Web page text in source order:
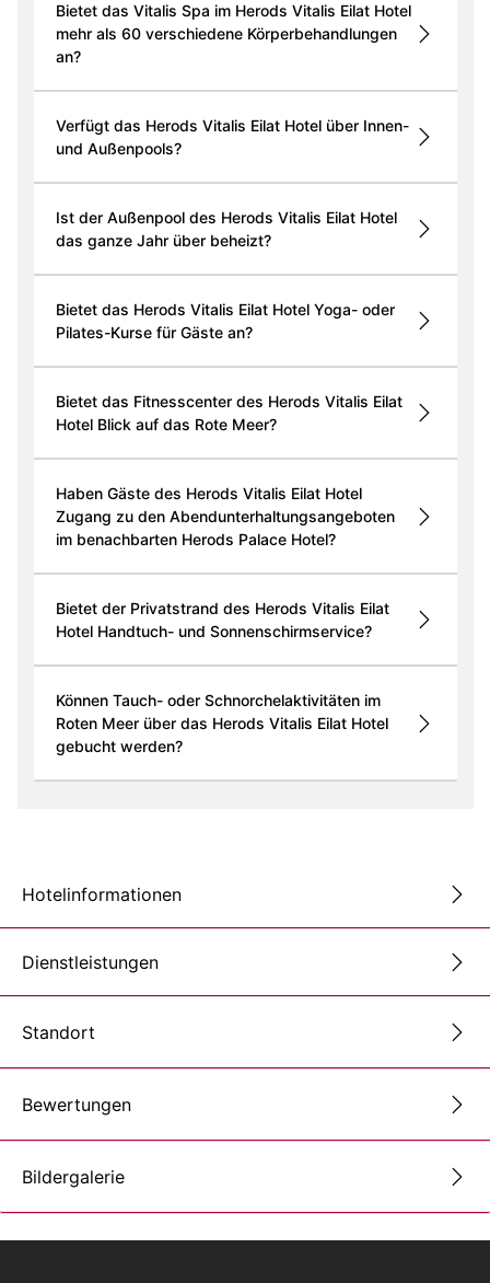
Bietet das Vitalis Spa im Herods Vitalis Eilat Hotel
mehr als 60 verschiedene Körperbehandlungen
an?
Verfügt das Herods Vitalis Eilat Hotel über Innen-
und Außenpools?
Ist der Außenpool des Herods Vitalis Eilat Hotel
das ganze Jahr über beheizt?
Bietet das Herods Vitalis Eilat Hotel Yoga- oder
Pilates-Kurse für Gäste an?
Bietet das Fitnesscenter des Herods Vitalis Eilat
Hotel Blick auf das Rote Meer?
Haben Gäste des Herods Vitalis Eilat Hotel
Zugang zu den Abendunterhaltungsangeboten
im benachbarten Herods Palace Hotel?
Bietet der Privatstrand des Herods Vitalis Eilat
Hotel Handtuch- und Sonnenschirmservice?
Können Tauch- oder Schnorchelaktivitäten im
Roten Meer über das Herods Vitalis Eilat Hotel
gebucht werden?
Hotelinformationen
Dienstleistungen
Standort
Bewertungen
Bildergalerie